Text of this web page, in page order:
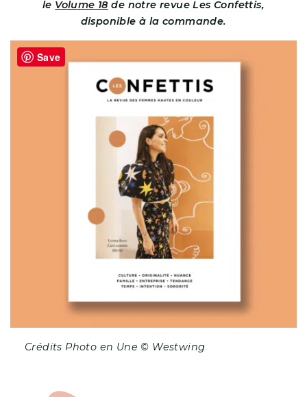
le Volume 18de notre revue Les Confettis,
disponible à la commande.
Crédits Photo en Une © Westwing
Save